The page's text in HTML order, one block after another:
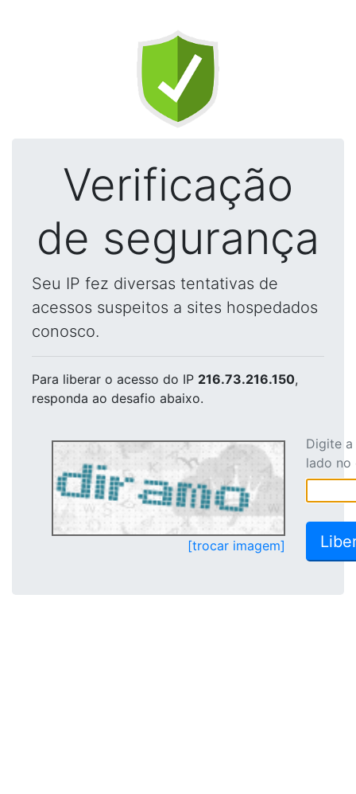
Verificação
de segurança
Seu IP fez diversas tentativas de
acessos suspeitos a sites hospedados
conosco.
Para liberar o acesso do IP 216.73.216.150,
responda ao desafio abaixo.
[trocar imagem]
Digite
lado no